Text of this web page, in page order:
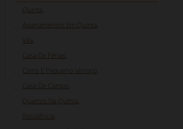
Quinta
Apartamentos Em Quinta
Vila
Casa De Férias
Cama E Pequeno-almoço
Casa De Campo
Quartos Na Quinta
Residência